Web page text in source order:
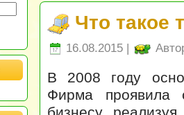
Что такое
16.08.2015 |
В 2008 году
Фирма проявила